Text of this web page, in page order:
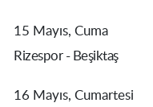
15 Mayıs, Cuma
Rizespor - Beşiktaş
16 Mayıs, Cumartesi